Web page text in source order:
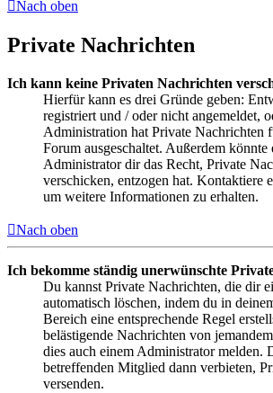
Nach oben
Private Nachrichten
Ich kann keine Privaten Nachrichten
Hierfür kann es drei Gründe geben:
registriert und / oder nicht angemeldet,
Administration hat Private Nachrichten
Forum ausgeschaltet. Außerdem könnte
Administrator dir das Recht, Private
verschicken, entzogen hat. Kontaktiere
um weitere Informationen zu erhalten.
Nach oben
Ich bekomme ständig unerwünschte
Du kannst Private Nachrichten, die dir
automatisch löschen, indem du in
Bereich eine entsprechende Regel
belästigende Nachrichten von
dies auch einem Administrator melden.
betreffenden Mitglied dann verbieten,
versenden.